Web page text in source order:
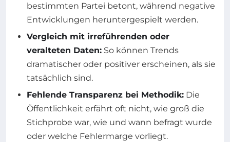
bestimmten Partei betont, während negative
Entwicklungen heruntergespielt werden.
Vergleich mit irreführenden oder
veralteten Daten: So können Trends
dramatischer oder positiver erscheinen, als sie
tatsächlich sind.
Fehlende Transparenz bei Methodik: Die
Öffentlichkeit erfährt oft nicht, wie groß die
Stichprobe war, wie und wann befragt wurde
oder welche Fehlermarge vorliegt.